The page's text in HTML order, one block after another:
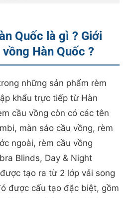
Quốc là gì ? Giới
Hàn Quốc ?
những sản phẩm rèm
khẩu trực tiếp từ Hàn
cầu vồng còn có các tên
màn sáo cầu vồng, rèm
ngoài, rèm cầu vồng
Blinds, Day & Night
tạo ra từ 2 lớp vải song
được cấu tạo đặc biệt, gồm